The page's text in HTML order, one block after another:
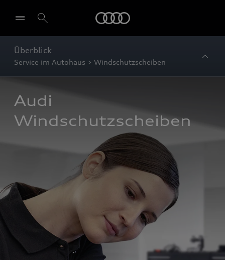
Überblick
Service im Autohaus > Windschutzscheiben
Audi
Windschutzscheiben